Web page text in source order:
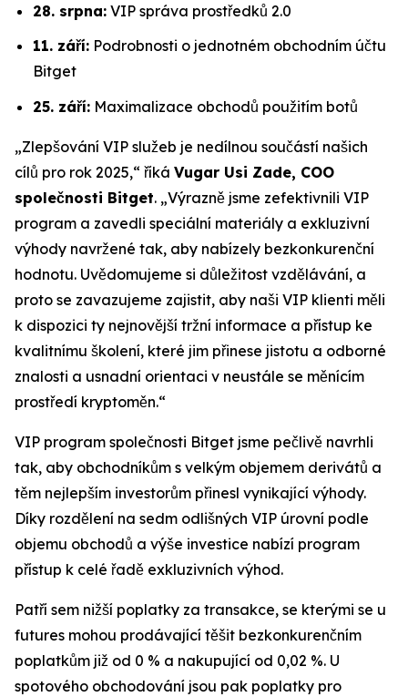
28. srpna: VIP správa prostředků 2.0
11. září: Podrobnosti o jednotném obchodním účtu
Bitget
25. září: Maximalizace obchodů použitím botů
„Zlepšování VIP služeb je nedílnou součástí našich
cílů pro rok 2025,“ říká Vugar Usi Zade, COO
společnosti Bitget. „Výrazně jsme zefektivnili VIP
program a zavedli speciální materiály a exkluzivní
výhody navržené tak, aby nabízely bezkonkurenční
hodnotu. Uvědomujeme si důležitost vzdělávání, a
proto se zavazujeme zajistit, aby naši VIP klienti měli
k dispozici ty nejnovější tržní informace a přístup ke
kvalitnímu školení, které jim přinese jistotu a odborné
znalosti a usnadní orientaci v neustále se měnícím
prostředí kryptoměn.“
VIP program společnosti Bitget jsme pečlivě navrhli
tak, aby obchodníkům s velkým objemem derivátů a
těm nejlepším investorům přinesl vynikající výhody.
Díky rozdělení na sedm odlišných VIP úrovní podle
objemu obchodů a výše investice nabízí program
přístup k celé řadě exkluzivních výhod.
Patří sem nižší poplatky za transakce, se kterými se u
futures mohou prodávající těšit bezkonkurenčním
poplatkům již od 0 % a nakupující od 0,02 %. U
spotového obchodování jsou pak poplatky pro